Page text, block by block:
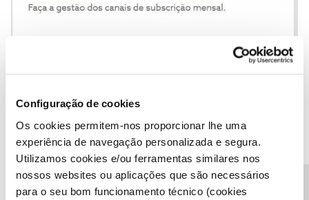
Configuração de cookies
Os cookies permitem-nos proporcionar lhe uma
experiência de navegação personalizada e segura.
Utilizamos cookies e/ou ferramentas similares nos
nossos websites ou aplicações que são necessários
para o seu bom funcionamento técnico (cookies
cliente.